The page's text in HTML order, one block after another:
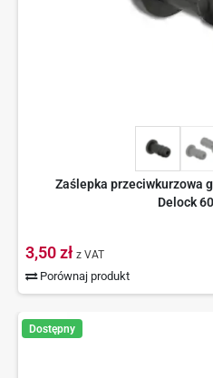
Zaślepka przeciwkurzowa
Delock
3,50 zł z VAT
Porównaj produkt
Dostępny